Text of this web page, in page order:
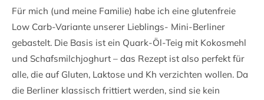
Für mich (und meine Familie) habe ich eine glutenfreie
Low Carb-Variante unserer Lieblings- Mini-Berliner
gebastelt. Die Basis ist ein Quark-Öl-Teig mit Kokosmehl
und Schafsmilchjoghurt – das Rezept ist also perfekt für
alle, die auf Gluten, Laktose und Kh verzichten wollen. Da
die Berliner klassisch frittiert werden, sind sie kein